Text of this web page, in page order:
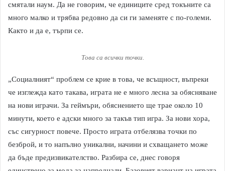
смятали наум. Да не говорим, че единиците сред токъните са
много малко и трябва редовно да си ги заменяте с по-големи.
Както и да е, търпи се.
Това са всички точки.
„Социалният“ проблем се крие в това, че всъщност, въпреки
че изглежда като такава, играта не е много лесна за обясняване
на нови играчи. За геймъри, обяснението ще трае около 10
минути, което е адски много за такъв тип игра. За нови хора,
със сигурност повече. Просто играта отбелязва точки по
безброй, и то напълно уникални, начини и схващането може
да бъде предизвикателство. Разбира се, днес говоря